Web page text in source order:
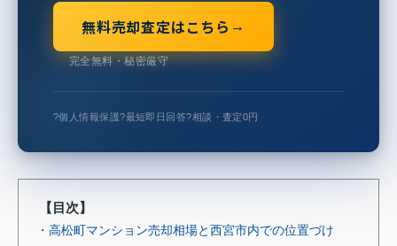
無料売却査定はこちら →
完全無料・秘密厳守
?個人情報保護?最短即日回答?相談・査定0円
【目次】
・高松町マンション売却相場と西宮市内での位置づけ